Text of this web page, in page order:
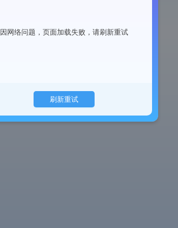
因网络问题，页面加载失败，请刷新重试
刷新重试